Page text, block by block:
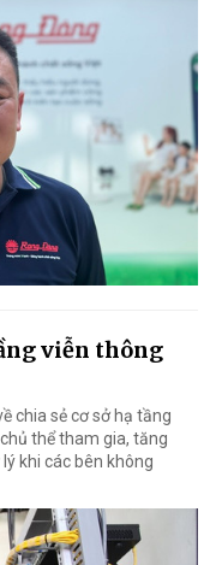
viễn thông
chia sẻ cơ sở hạ tầng
thể tham gia, tăng
khi các bên không